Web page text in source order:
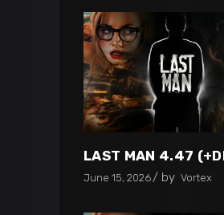
LAST MAN 4.47
June 15, 2026 by Vortex